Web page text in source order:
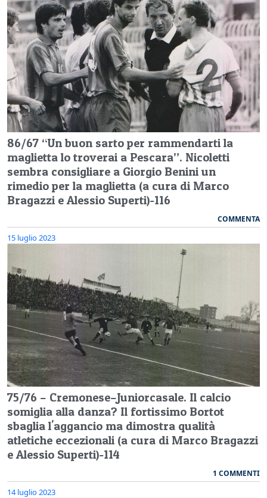
86/67 “Un buon sarto per rammendarti la
maglietta lo troverai a Pescara”. Nicoletti
sembra consigliare a Giorgio Benini un
rimedio per la maglietta (a cura di Marco
Bragazzi e Alessio Superti)-116
COMMENTA
15 luglio 2023
75/76 – Cremonese–Juniorcasale. Il calcio
somiglia alla danza? Il fortissimo Bortot
sbaglia l'aggancio ma dimostra qualità
atletiche eccezionali (a cura di Marco Bragazzi
e Alessio Superti)-114
1 COMMENTI
14 luglio 2023